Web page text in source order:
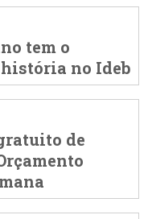
tem o
no Ideb
de